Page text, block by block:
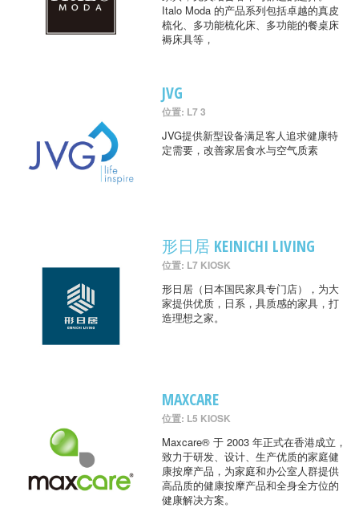
Italo Moda 的产品系列包括卓越的真皮
梳化、多功能梳化床、多功能的餐桌床
褥床具等，
JVG
位置: L7 3
JVG提供新型设备满足客人追求健康特
定需要，改善家居食水与空气质素
形日居 KEINICHI LIVING
位置: L7 KIOSK
形日居（日本国民家具专门店），为大
家提供优质，日系，具质感的家具，打
造理想之家。
MAXCARE
位置: L5 KIOSK
Maxcare® 于 2003 年正式在香港成立，
致力于研发、设计、生产优质的家庭健
康按摩产品，为家庭和办公室人群提供
高品质的健康按摩产品和全身全方位的
健康解决方案。